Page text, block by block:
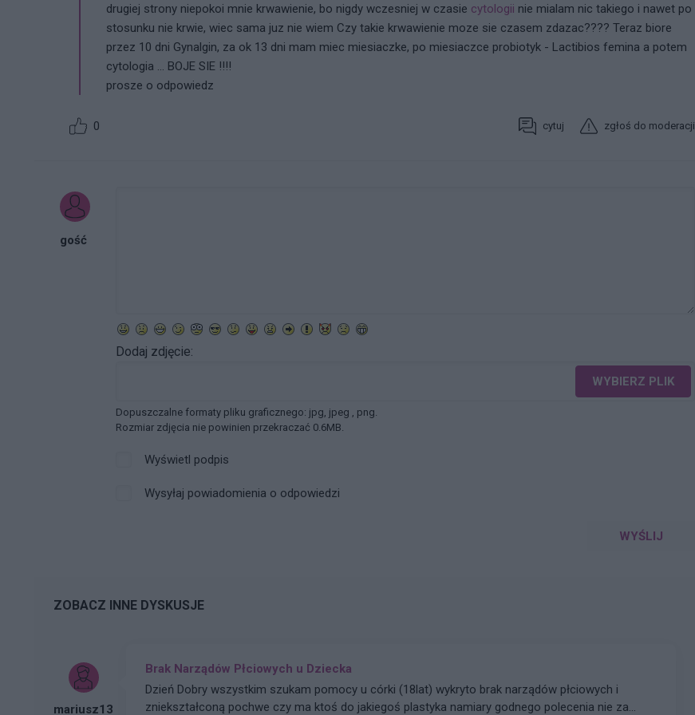
drugiej strony niepokoi mnie krwawienie, bo nigdy wczesniej w czasie cytologii nie mialam nic takiego i nawet po
stosunku nie krwie, wiec sama juz nie wiem Czy takie krwawienie moze sie czasem zdazac???? Teraz biore
przez 10 dni Gynalgin, za ok 13 dni mam miec miesiaczke, po miesiaczce probiotyk - Lactibios femina a potem
cytologia ... BOJE SIE !!!!
prosze o odpowiedz
0 cytuj zgłoś do moderacji
gość
Dodaj zdjęcie:
WYBIERZ PLIK
Dopuszczalne formaty pliku graficznego: jpg, jpeg , png.
Rozmiar zdjęcia nie powinien przekraczać 0.6MB.
Wyświetl podpis
Wysyłaj powiadomienia o odpowiedzi
WYŚLIJ
ZOBACZ INNE DYSKUSJE
mariusz13
Brak Narządów Płciowych u Dziecka
Dzień Dobry wszystkim szukam pomocy u córki (18lat) wykryto brak narządów płciowych i
zniekształconą pochwe czy ma ktoś do jakiegoś plastyka namiary godnego polecenia nie za